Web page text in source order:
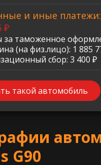
и иные платежи:
₽
за таможенное
(на физ.лицо): 1 885
сбор: 3 400 ₽
такой автомобиль
G90